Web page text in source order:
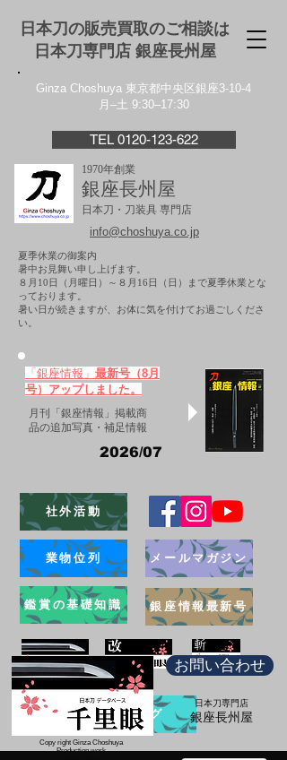
日本刀の販売買取のご相談は
日本刀専門店 銀座⻑州屋
Ginza Choshuya 東京都中央区銀座3-10-4
月–土 9:30–17:30
TEL 0120-123-622
1970年創業
銀座長州屋
日本刀・刀装具 専門店
info@choshuya.co.jp
夏季休業の御案内
暑中お見舞い申し上げます。
８月10日（月曜日）～８月16日（日）まで夏季休業とな
っております。
​暑い日が続きますが、お体に気を付けてお過ごしくださ
い。
「銀座情報」 最新号（8月
号）アップしました。
月刊「銀座情報」掲載商
品の追加写真・補足情報
2026/07
社外活動
業物位列
鑑賞の基礎知識
メールマガジン
銀座情報最新号
ブログ
お問い合わせ
日本刀専門店
​銀座長州屋
Copy right Ginza Choshuya
Production work